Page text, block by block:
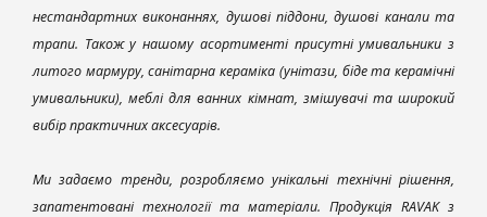
нестандартних виконаннях, душові піддони, душові канали та
трапи. Також у нашому асортименті присутні умивальники з
литого мармуру, санітарна кераміка (унітази, біде та керамічні
умивальники), меблі для ванних кімнат, змішувачі та широкий
вибір практичних аксесуарів.
Ми задаємо тренди, розробляємо унікальні технічні рішення,
запатентовані технології та матеріали. Продукція RAVAK з